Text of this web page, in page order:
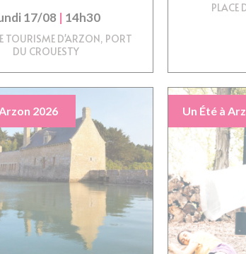
17/08 | 14h30
TOURISME D'ARZON, PORT
DU CROUESTY
PLACE
2026 Un Été à